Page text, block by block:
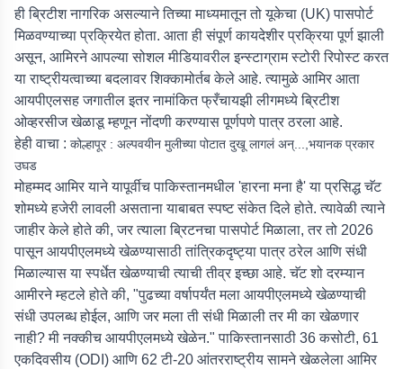
ही ब्रिटीश नागरिक असल्याने तिच्या माध्यमातून तो यूकेचा (UK) पासपोर्ट
मिळवण्याच्या प्रक्रियेत होता. आता ही संपूर्ण कायदेशीर प्रक्रिया पूर्ण झाली
असून, आमिरने आपल्या सोशल मीडियावरील इन्स्टाग्राम स्टोरी रिपोस्ट करत
या राष्ट्रीयत्वाच्या बदलावर शिक्कामोर्तब केले आहे. त्यामुळे आमिर आता
आयपीएलसह जगातील इतर नामांकित फ्रँचायझी लीगमध्ये ब्रिटीश
ओव्हरसीज खेळाडू म्हणून नोंदणी करण्यास पूर्णपणे पात्र ठरला आहे.
हेही वाचा : कोल्हापूर : अल्पवयीन मुलीच्या पोटात दुखू लागलं अन्...,भयानक प्रकार
उघड
मोहम्मद आमिर याने यापूर्वीच पाकिस्तानमधील 'हारना मना है' या प्रसिद्ध चॅट
शोमध्ये हजेरी लावली असताना याबाबत स्पष्ट संकेत दिले होते. त्यावेळी त्याने
जाहीर केले होते की, जर त्याला ब्रिटनचा पासपोर्ट मिळाला, तर तो 2026
पासून आयपीएलमध्ये खेळण्यासाठी तांत्रिकदृष्ट्या पात्र ठरेल आणि संधी
मिळाल्यास या स्पर्धेत खेळण्याची त्याची तीव्र इच्छा आहे. चॅट शो दरम्यान
आमीरने म्हटले होते की, "पुढच्या वर्षापर्यंत मला आयपीएलमध्ये खेळण्याची
संधी उपलब्ध होईल, आणि जर मला ती संधी मिळाली तर मी का खेळणार
नाही? मी नक्कीच आयपीएलमध्ये खेळेन." पाकिस्तानसाठी 36 कसोटी, 61
एकदिवसीय (ODI) आणि 62 टी-20 आंतरराष्ट्रीय सामने खेळलेला आमिर